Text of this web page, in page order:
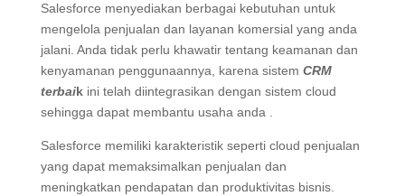
Salesforce menyediakan berbagai kebutuhan untuk
mengelola penjualan dan layanan komersial yang anda
jalani. Anda tidak perlu khawatir tentang keamanan dan
kenyamanan penggunaannya, karena sistem CRM
terbaikini telah diintegrasikan dengan sistem cloud
sehingga dapat membantu usaha anda .
Salesforce memiliki karakteristik seperti cloud penjualan
yang dapat memaksimalkan penjualan dan
meningkatkan pendapatan dan produktivitas bisnis.